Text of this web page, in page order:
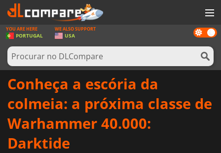
JOGOS
GAME CARDS
SOFTWARE
Dark
mode
YOU ARE HERE
PORTUGAL
WE ALSO SUPPORT
USA
Conheça a escória da
colmeia: a próxima classe de
Warhammer 40.000:
Darktide